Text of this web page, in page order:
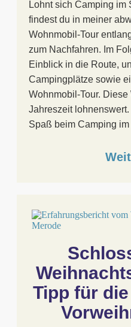
Lohnt sich Camping im
findest du in meiner
Wohnmobil-Tour
zum Nachfahren. Im
Einblick in die Route,
Campingplätze sowie
Wohnmobil-Tour.
Jahreszeit
Spaß beim Camping
Tipp für